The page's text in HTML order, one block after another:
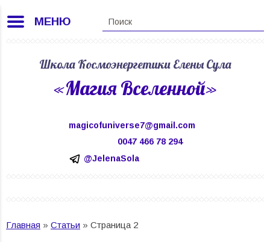
МЕНЮ
Школа Космоэнергетики Елены Сула
«Магия Вселенной»
magicofuniverse7@gmail.com
0047 466 78 294
@JelenaSola
Главная » Статьи » Страница 2